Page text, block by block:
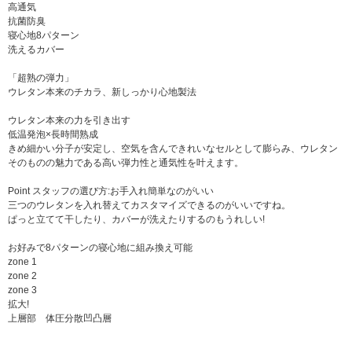
高通気
抗菌防臭
寝心地8パターン
洗えるカバー
「超熟の弾力」
ウレタン本来のチカラ、新しっかり心地製法
ウレタン本来の力を引き出す
低温発泡×長時間熟成
きめ細かい分子が安定し、空気を含んできれいなセルとして膨らみ、ウレタン
そのものの魅力である高い弾力性と通気性を叶えます。
Point スタッフの選び方:お手入れ簡単なのがいい
三つのウレタンを入れ替えてカスタマイズできるのがいいですね。
ぱっと立てて干したり、カバーが洗えたりするのもうれしい!
お好みで8パターンの寝心地に組み換え可能
zone 1
zone 2
zone 3
拡大!
上層部 体圧分散凹凸層